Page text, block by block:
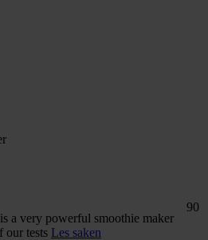
a very powerful smoothie maker
our tests Les saken
90